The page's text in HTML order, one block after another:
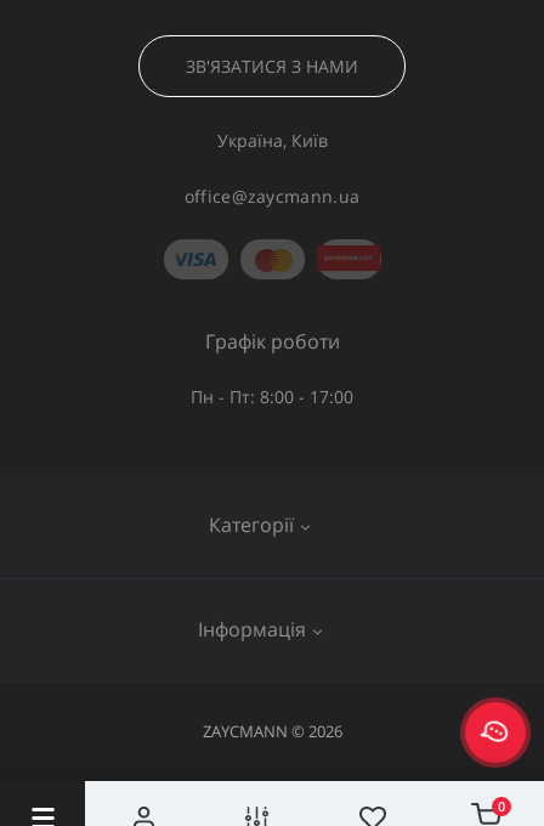
0
ЗВ'ЯЗАТИСЯ З НАМИ
Україна, Київ
office@zaycmann.ua
Категорії
Інформація
Послуги
Повернення та обмін
Графік роботи
Пн - Пт: 8:00 - 17:00
ZAYCMANN © 2026